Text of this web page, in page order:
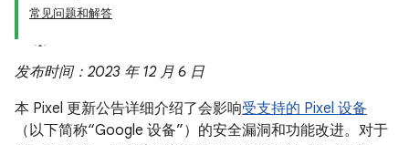
常见问题和解答
发布时间：2023 年 12 月 6 日
本 Pixel 更新公告详细介绍了会影响受支持的 Pixel 设备
（以下简称“Google 设备”）的安全漏洞和功能改进。对于